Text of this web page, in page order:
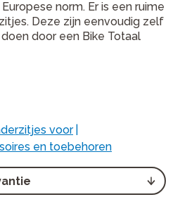
norm. Er is een ruime
Deze zijn eenvoudig zelf
door een Bike Totaal
voor
en toebehoren